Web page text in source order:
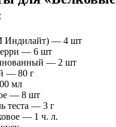
Индилайт) — 4 шт
— 6 шт
— 2 шт
— 80 г
мл
— 8 шт
теста — 3 г
— 1 ч. л.